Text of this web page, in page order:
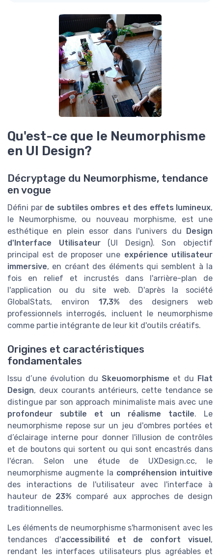
Qu'est-ce que le Neumorphisme
en UI Design?
Décryptage du Neumorphisme, tendance
en vogue
Défini par de subtiles ombres et des effets lumineux,
le Neumorphisme, ou nouveau morphisme, est une
esthétique en plein essor dans l'univers du Design
d'Interface Utilisateur(UI Design). Son objectif
principal est de proposer une expérience utilisateur
immersive, en créant des éléments qui semblent à la
fois en relief et incrustés dans l'arrière-plan de
l'application ou du site web. D'après la société
GlobalStats, environ 17,3% des designers web
professionnels interrogés, incluent le neumorphisme
comme partie intégrante de leur kit d'outils créatifs.
Origines et caractéristiques
fondamentales
Issu d’une évolution du Skeuomorphisme et du Flat
Design, deux courants antérieurs, cette tendance se
distingue par son approach minimaliste mais avec une
profondeur subtile et un réalisme tactile. Le
neumorphisme repose sur un jeu d'ombres portées et
d’éclairage interne pour donner l'illusion de contrôles
et de boutons qui sortent ou qui sont encastrés dans
l'écran. Selon une étude de UXDesign.cc, le
neumorphisme augmente la compréhension intuitive
des interactions de l'utilisateur avec l'interface à
hauteur de 23% comparé aux approches de design
traditionnelles.
Les éléments de neumorphisme s'harmonisent avec les
tendances d'accessibilité et de confort visuel ,
rendant les interfaces utilisateurs plus agréables et